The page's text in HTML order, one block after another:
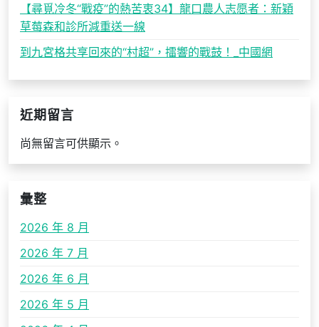
【尋覓冷冬“戰疫”的熱苦衷34】龍口農人志愿者：新穎
草莓森和診所減重送一線
到九宮格共享回來的“村超”，擂響的戰鼓！_中國網
近期留言
尚無留言可供顯示。
彙整
2026 年 8 月
2026 年 7 月
2026 年 6 月
2026 年 5 月